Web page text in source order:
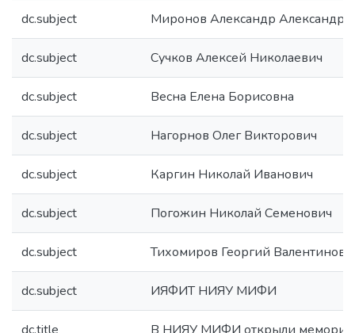
dc.subject Мемориальная доска
dc.subject Миронов Александр
dc.subject Сучков Алексей Николаевич
dc.subject Весна Елена Борисовна
dc.subject Нагорнов Олег Викторович
dc.subject Каргин Николай Иванович
dc.subject Погожин Николай Семенович
dc.subject Тихомиров Георгий
dc.subject ИЯФИТ НИЯУ МИФИ